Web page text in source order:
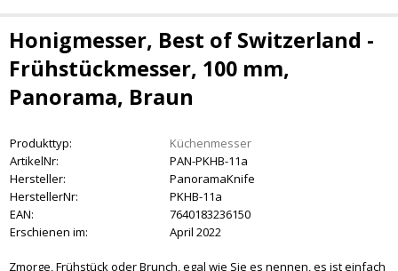
Honigmesser, Best of Switzerland -
Frühstückmesser, 100 mm,
Panorama, Braun
Produkttyp:
Küchenmesser
ArtikelNr:
PAN-PKHB-11a
Hersteller:
PanoramaKnife
HerstellerNr:
PKHB-11a
EAN:
7640183236150
Erschienen im:
April 2022
Zmorge, Frühstück oder Brunch, egal wie Sie es nennen, es ist einfach